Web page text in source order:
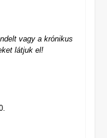
vagy a krónikus
látjuk el!